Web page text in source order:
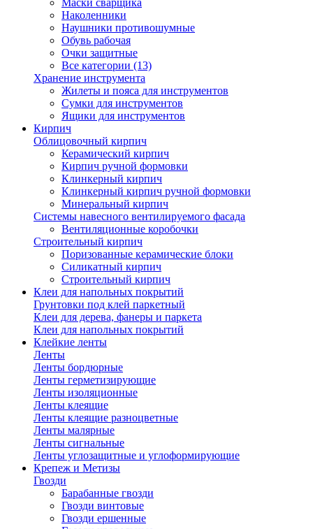
Маски сварщика
Наколенники
Наушники противошумные
Обувь рабочая
Очки защитные
Все категории (13)
Хранение инструмента
Жилеты и пояса для инструментов
Сумки для инструментов
Ящики для инструментов
Кирпич
Облицовочный кирпич
Керамический кирпич
Кирпич ручной формовки
Клинкерный кирпич
Клинкерный кирпич ручной формовки
Минеральный кирпич
Системы навесного вентилируемого фасада
Вентиляционные коробочки
Строительный кирпич
Поризованные керамические блоки
Силикатный кирпич
Строительный кирпич
Клеи для напольных покрытий
Грунтовки под клей паркетный
Клеи для дерева, фанеры и паркета
Клеи для напольных покрытий
Клейкие ленты
Ленты
Ленты бордюрные
Ленты герметизирующие
Ленты изоляционные
Ленты клеящие
Ленты клеящие разноцветные
Ленты малярные
Ленты сигнальные
Ленты углозащитные и углоформирующие
Крепеж и Метизы
Гвозди
Барабанные гвозди
Гвозди винтовые
Гвозди ершенные